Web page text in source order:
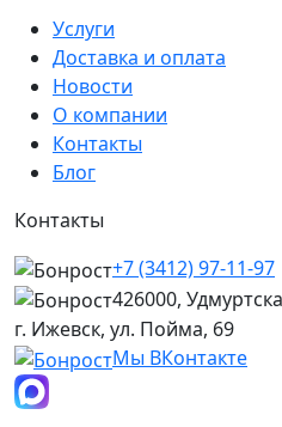
Услуги
Доставка и оплата
Новости
О компании
Контакты
Блог
Контакты
+7 (3412) 97-11-97
426000,
г. Ижевск, ул. Пойма, 69
Мы ВКонтакте